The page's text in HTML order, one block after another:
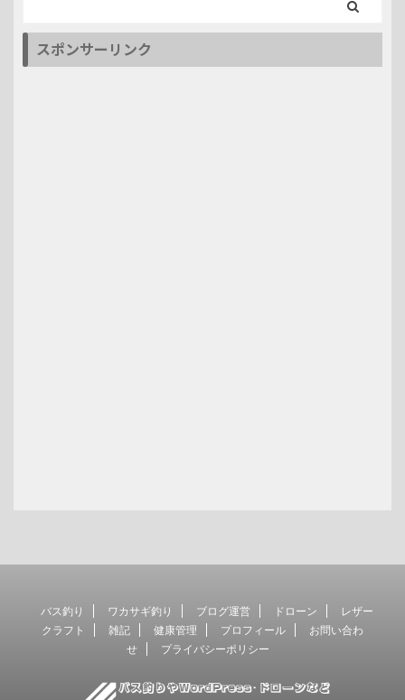
スポンサーリンク
バス釣り ワカサギ釣り ブログ運営 ドローン
レザー
クラフト
雑記 健康管理 プロフィール
お問い合わ
せ
プライバシーポリシー